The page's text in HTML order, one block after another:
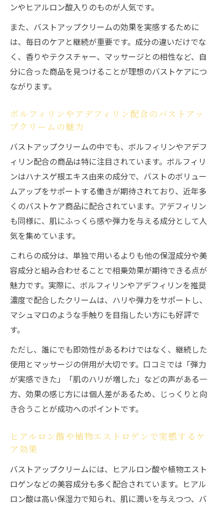
ンやヒアルロン酸入りのものが人気です。
また、バストアップクリームの効果を実感するために
は、毎日のケアと継続が重要です。成分の違いだけでな
く、香りやテクスチャー、マッサージとの相性など、自
分に合った商品を見つけることが理想のバストケアにつ
ながります。
ボルフィリンやアデフィリン配合のバストアッ
プクリームの魅力
バストアップクリームの中でも、ボルフィリンやアデフ
ィリン配合の商品は特に注目されています。ボルフィリ
ンはハナスゲ根エキス由来の成分で、バストのボリュー
ムアップをサポートする働きが期待されており、近年多
くのバストケア商品に配合されています。アデフィリン
も同様に、肌にふっくら感や弾力を与える成分として人
気を集めています。
これらの成分は、単独で用いるよりも他の保湿成分や美
容成分と組み合わせることで相乗効果が期待できる点が
魅力です。実際に、ボルフィリンやアデフィリンを推奨
濃度で配合したクリームは、ハリや弾力をサポートし、
マシュマロのような手触りを目指したい方にも好評で
す。
ただし、誰にでも即効性があるわけではなく、継続した
使用とマッサージの併用が大切です。口コミでは「弾力
が実感できた」「肌のハリが増した」などの声がある一
方、効果の感じ方には個人差があるため、じっくりと向
き合うことが成功へのポイントです。
ヒアルロン酸や植物エストロゲンで実感するケ
ア効果
バストアップクリームには、ヒアルロン酸や植物エスト
ロゲンなどの美容成分も多く配合されています。ヒアル
ロン酸は高い保湿力で知られ、肌に潤いを与えつつ、バ